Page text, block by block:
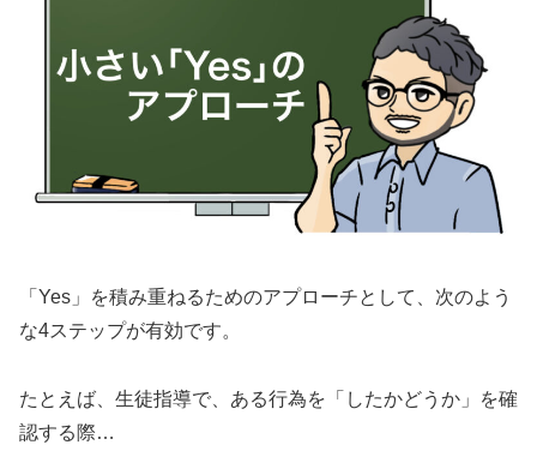
「Yes」を積み重ねるためのアプローチとして、次のよう
な4ステップが有効です。
たとえば、生徒指導で、ある行為を「したかどうか」を確
認する際…